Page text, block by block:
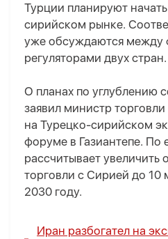
Турции планируют
сирийском рынке.
уже обсуждаются между
регуляторами двух стран.
О планах по углублению
заявил министр
на Турецко-сирийском
форуме в Газиантепе. По
рассчитывает
торговли с Сирией до 10
2030 году.
Иран разбогател на